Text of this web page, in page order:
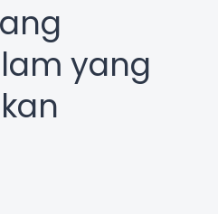
yang